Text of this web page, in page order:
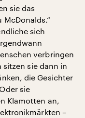
sie das
sich
verbringen
sitzen sie dann in
die Gesichter
sie
Klamotten an,
–